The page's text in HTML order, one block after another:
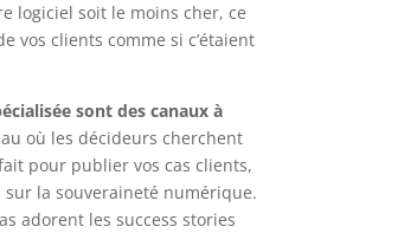
logiciel soit le moins cher, ce
vos clients comme si c’étaient
sont des canaux à
où les décideurs cherchent
pour publier vos cas clients,
sur la souveraineté numérique.
adorent les success stories